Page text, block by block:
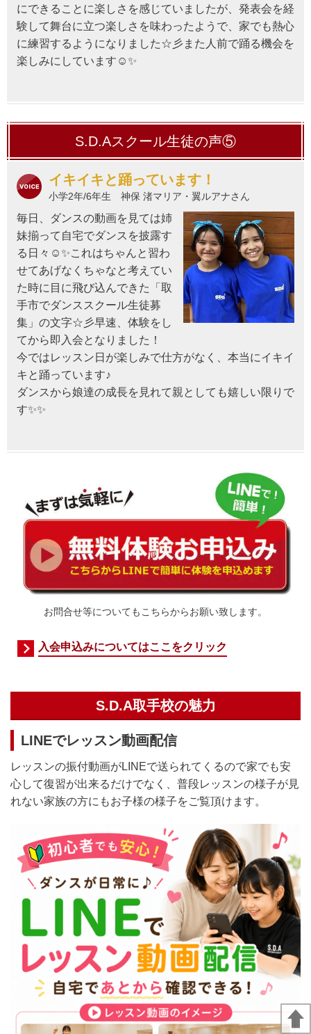
にできることに楽しさを感じていましたが、発表会を経
験して舞台に立つ楽しさを味わったようで、家でも熱心
に練習するようになりました☆彡 また人前で踊る機会を
楽しみにしています ☺️✨
S.D.Aスクール生徒の声⑤
イキイキと踊っています！
小学2年/6年生 神保 渚マリア・翼ルアナさん
毎日、ダンスの動画を見ては姉
妹揃って自宅でダンスを披露す
る日々 ☺️✨これはちゃんと習わ
せてあげなくちゃなと考えてい
た時に目に飛び込んできた「取
手市でダンススクール生徒募
集」の文字☆彡早速、体験をし
てから即入会となりました！
今ではレッスン日が楽しみで仕方がなく、本当にイキイ
キと踊っています♪
ダンスから娘達の成長を見れて親としても嬉しい限りで
す✨✨
お問合せ等についてもこちらからお願い致します。
入会申込みについてはここをクリック
S.D.A取手校の魅力
LINEでレッスン動画配信
レッスンの振付動画がLINEで送られてくるので家でも安
心して復習が出来るだけでなく、普段レッスンの様子が見
れない家族の方にもお子様の様子をご覧頂けます。